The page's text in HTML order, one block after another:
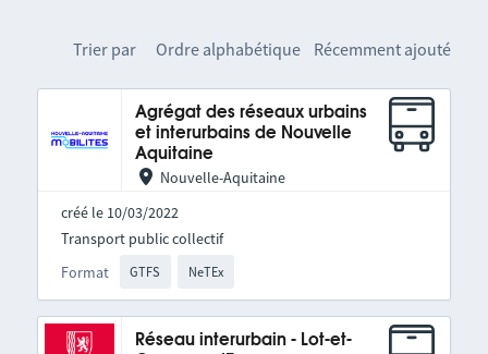
Trier par Ordre alphabétique Récemment ajouté
Agrégat des réseaux urbains
et interurbains de Nouvelle
Aquitaine
Nouvelle-Aquitaine
créé le 10/03/2022
Format GTFS NeTEx
Transport public collectif
Réseau interurbain - Lot-et-